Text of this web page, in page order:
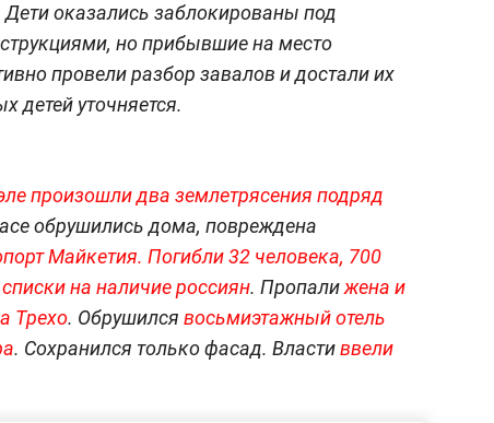
оказались заблокированы под
но прибывшие на место
провели разбор завалов и достали их
детей уточняется.
произошли два землетрясения подряд
обрушились дома, повреждена
Майкетия. Погибли 32 человека, 700
на наличие россиян. Пропалижена и
Трехо. Обрушился восьмиэтажный отель
. Сохранился только фасад. Властиввели